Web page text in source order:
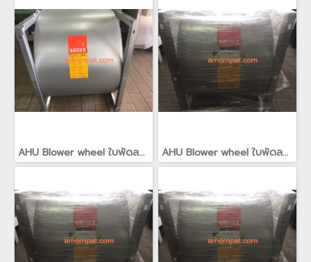
AHU Blower wheel ใบพัดลม คอยล์เย็น อะไหล่ สำหรับ เครื่องปรับอากาศ Carrier AHU แคเรียร์ AHU Blower wheel ใบพัดลม คอยล์เย็น อะไหล่ สำหรับ เครื่องปรับอากาศ Carrier AHU แคเรียร์(copy)(copy)(copy)(copy)(copy)(copy)(copy)(copy)(copy)(copy)(copy)(copy)(copy)(copy)(copy)(copy)(copy)(copy)